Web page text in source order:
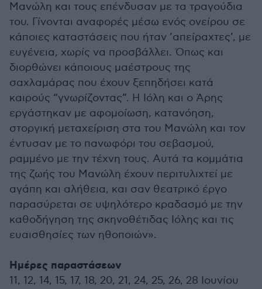
Μανώλη και τους επένδυσαν με τα τραγούδια
του. Γίνονται αναφορές μέσω ενός ονείρου σε
κάποιες καταστάσεις που ήταν ’απείραχτες’, με
ευγένεια, χωρίς να προσβάλλει. Όπως και
διορθώνει κάποιους μαέστρους της
σαχλαμάρας που έχουν ξεπηδήσει κατά
καιρούς “γνωρίζοντας”. Η Ιόλη και ο Άρης
εργάστηκαν με αφομοίωση, κατανόηση,
στοργική μεταχείριση στα του Μανώλη και τον
έντυσαν με το πανωφόρι του σεβασμού,
ραμμένο με την τέχνη τους. Αυτά τα κομμάτια
της ζωής του Μανώλη έχουν περιτυλιχτεί με
αγάπη και αλήθεια, και σαν θεατρικό έργο
παρασύρεται σε υψηλότερο κραδασμό με την
καθοδήγηση της σκηνοθέτιδας Ιόλης και τις
ευαισθησίες των ηθοποιών».
Ημέρες παραστάσεων
11, 12, 14, 15, 17, 18, 20, 21, 24, 25, 26, 28 Iουνίου